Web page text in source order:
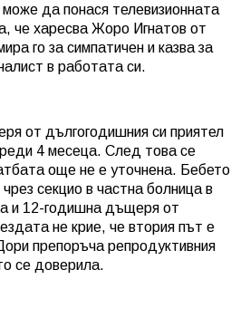
да понася телевизионната
че харесва Жоро Игнатов от
го за симпатичен и казва за
в работата си.
от дългогодишния си приятел
4 месеца. След това се
още не е уточнена. Бебето
секцио в частна болница в
и 12-годишна дъщеря от
не крие, че втория път е
препоръча репродуктивния
се доверила.